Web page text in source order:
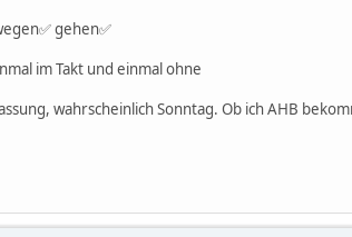
gehen✅
im Takt und einmal ohne
wahrscheinlich Sonntag. Ob ich AHB